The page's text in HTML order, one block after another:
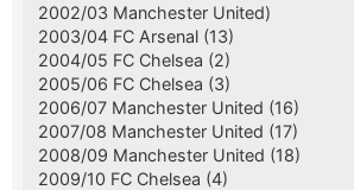
2002/03 Manchester United)
2003/04 FC Arsenal (13)
2004/05 FC Chelsea (2)
2005/06 FC Chelsea (3)
2006/07 Manchester United (16)
2007/08 Manchester United (17)
2008/09 Manchester United (18)
2009/10 FC Chelsea (4)